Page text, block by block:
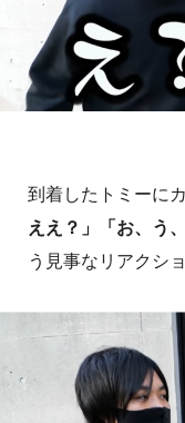
到着したトミーに
ええ？」「お、う
う見事なリアクショ